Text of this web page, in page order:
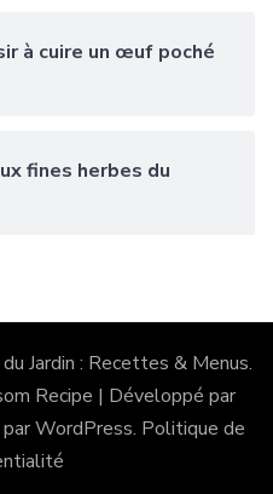
à cuire un œuf poché
fines herbes du
du Jardin : Recettes & Menus.
Recipe | Développé par
WordPress. Politique de